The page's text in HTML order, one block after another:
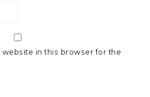
website in this browser for the